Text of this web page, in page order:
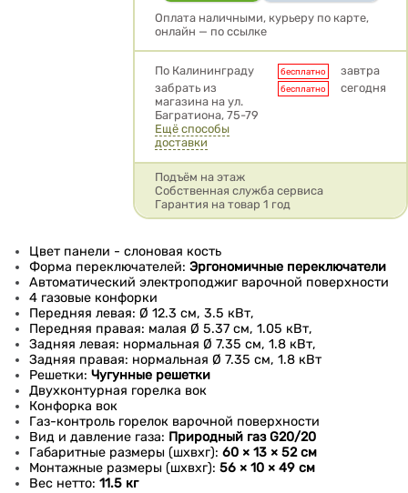
Оплата наличными, курьеру по карте,
онлайн — по ссылке
Условия доставки
По Калининграду бесплатно
завтра
забрать из
магазина на ул.
Багратиона, 75-79
бесплатно сегодня
Ещё способы
доставки
Подъём на этаж
Собственная служба сервиса
Гарантия на товар 1 год
Цвет панели - слоновая кость
Форма переключателей:Эргономичные переключатели
Автоматический электроподжиг варочной поверхности
4 газовые конфорки
Передняя левая: Ø 12.3 см, 3.5 кВт,
Передняя правая: малая Ø 5.37 см, 1.05 кВт,
Задняя левая: нормальная Ø 7.35 см, 1.8 кВт,
Задняя правая: нормальная Ø 7.35 см, 1.8 кВт
Решетки:Чугунные решетки
Двухконтурная горелка вок
Конфорка вок
Газ-контроль горелок варочной поверхности
Вид и давление газа: Природный газ G20/20
Габаритные размеры (шхвхг):60 × 13 × 52 см
Монтажные размеры (шхвхг):56 × 10 × 49 см
Вес нетто:11.5 кг